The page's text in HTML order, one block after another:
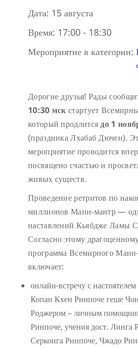
Дата: 15 августа
Время: 17:00 - 18:30
Мероприятие в категории:
Дорогие друзья! Рады
10:30 мск стартует
который продлитсядо 1
(праздника Лхабаб Дючен).
мероприятие проводится
посвящено счастью и
живых существ.
Проведение ретритов по
миллионов Мани-мантр —
наставлений Кьябдже Ламы
Согласно этому
программа Всемирного
включает:
онлайн-встречу с
Копан Кхен Ринпоче геше
Роджером – личным
Ринпоче, учения дост. Линга
Серконга Ринпоче, Чжадо